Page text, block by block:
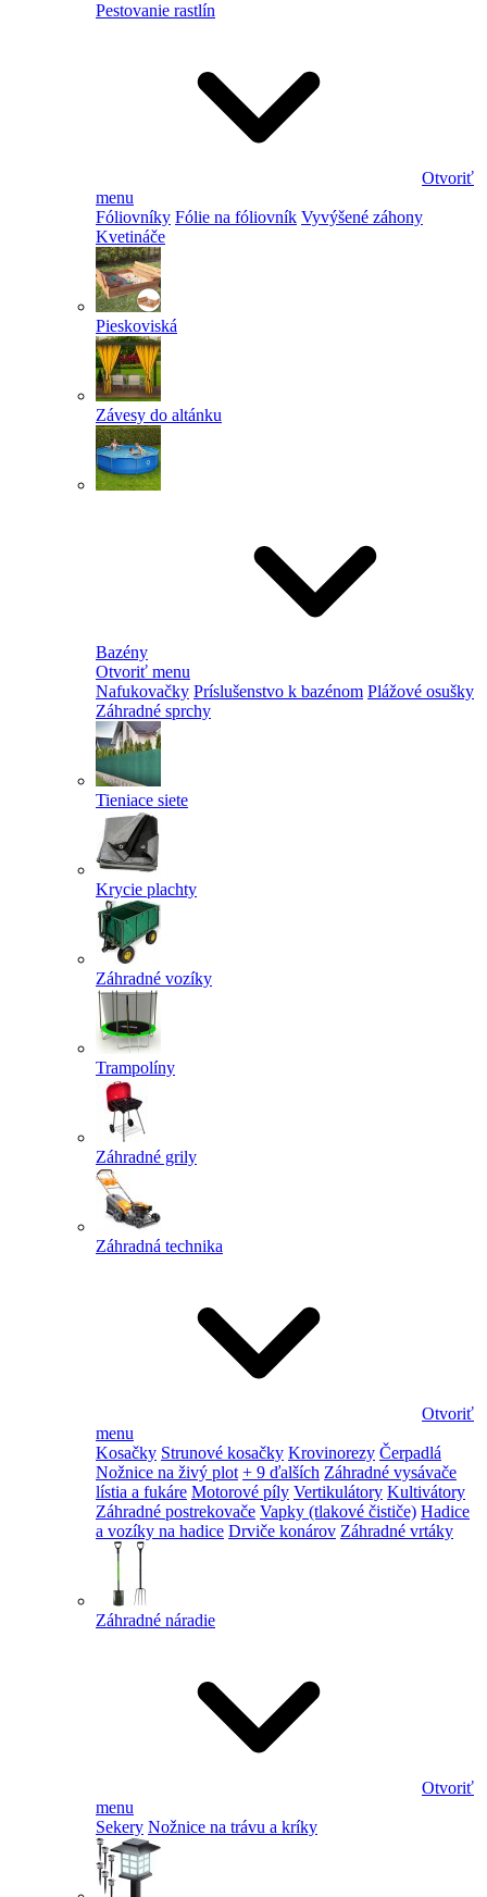
Pestovanie rastlín
Otvoriť
menu
Fóliovníky Fólie na fóliovník Vyvýšené záhony
Kvetináče
Pieskoviská
Závesy do altánku
Bazény
Otvoriť menu
Nafukovačky Príslušenstvo k bazénom Plážové osušky
Záhradné sprchy
Tieniace siete
Krycie plachty
Záhradné vozíky
Trampolíny
Záhradné grily
Záhradná technika
Otvoriť
menu
Kosačky Strunové kosačky Krovinorezy Čerpadlá
Nožnice na živý plot + 9 ďalších Záhradné vysávače
lístia a fukáre Motorové píly Vertikulátory Kultivátory
Záhradné postrekovače Vapky (tlakové čističe) Hadice
a vozíky na hadice Drviče konárov Záhradné vrtáky
Záhradné náradie
Otvoriť
menu
Sekery Nožnice na trávu a kríky